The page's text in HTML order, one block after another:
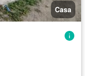
Casa